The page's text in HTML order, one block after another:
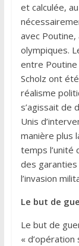
et calculée,
avec
olympiques.
entre Poutine
Scholz ont
réalisme
s’agissait de
Unis
manière plus
temps l’unité
des
l’invasion
Le but de
Le but de
« d’opération